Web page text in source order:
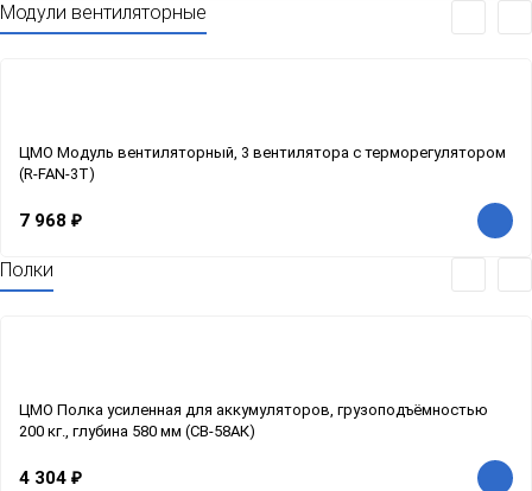
Модули вентиляторные
ЦМО Модуль вентиляторный, 3 вентилятора с терморегулятором
(R-FAN-3T)
7 968 ₽
Полки
ЦМО Полка усиленная для аккумуляторов, грузоподъёмностью
200 кг., глубина 580 мм (СВ-58АК)
4 304 ₽